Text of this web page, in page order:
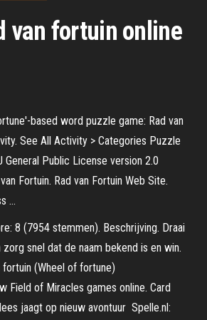
van fortuin online
based word puzzle game: Rad van
See All Activity > Categories Puzzle
General Public License version 2.0
Fortuin. Rad van Fortuin Web Site.
…
8 (7954 stemmen). Beschrijving. Draai
snel dat de naam bekend is en win.
(Wheel of fortune)
Field of Miracles games online. Card
jaagt op nieuw avontuur Spelle.nl: